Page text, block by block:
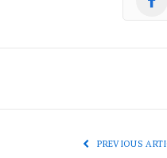
PREVIOUS